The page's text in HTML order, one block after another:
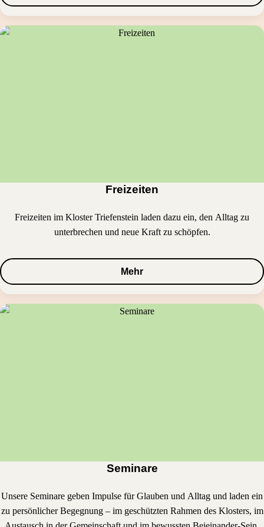
Freizeiten
Freizeiten im Kloster Triefenstein laden dazu ein, den Alltag zu
unterbrechen und neue Kraft zu schöpfen.
Mehr
Seminare
Unsere Seminare geben Impulse für Glauben und Alltag und laden ein
zu persönlicher Begegnung – im geschützten Rahmen des Klosters, im